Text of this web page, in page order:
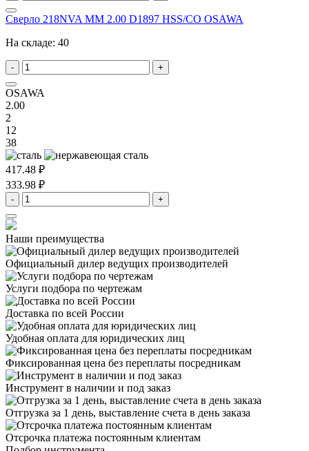
Сверло 218NVA MM 2.00 D1897 HSS/CO OSAWA
На складе: 40
- +
OSAWA
2.00
2
12
38
417.48 ₽
333.98 ₽
- +
Наши преимущества
Официальный дилер ведущих производителей
Услуги подбора по чертежам
Доставка по всей России
Удобная оплата для юридических лиц
Фиксированная цена без переплаты посредникам
Инструмент в наличии и под заказ
Отгрузка за 1 день, выставление счета в день заказа
Отсрочка платежа постоянным клиентам